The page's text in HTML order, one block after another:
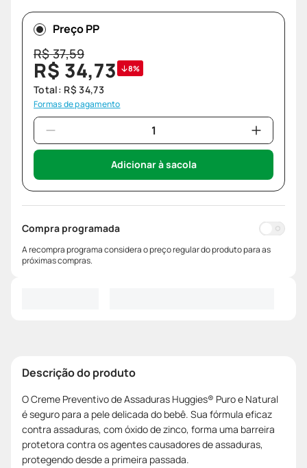
Preço PP
R$37,59
R$ 34,73 8%
Total: R$ 34,73
Formas de pagamento
Adicionar à sacola
Compra programada
A recompra programa considera o preço regular do produto para as
próximas compras.
Descrição do produto
O Creme Preventivo de Assaduras Huggies® Puro e Natural
é seguro para a pele delicada do bebê. Sua fórmula eficaz
contra assaduras, com óxido de zinco, forma uma barreira
protetora contra os agentes causadores de assaduras,
protegendo desde a primeira passada.